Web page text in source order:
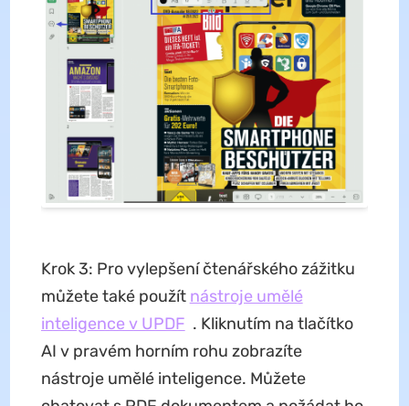
Krok 3: Pro vylepšení čtenářského zážitku
můžete také použít nástroje umělé
inteligence v UPDF . Kliknutím na tlačítko
AI v pravém horním rohu zobrazíte
nástroje umělé inteligence. Můžete